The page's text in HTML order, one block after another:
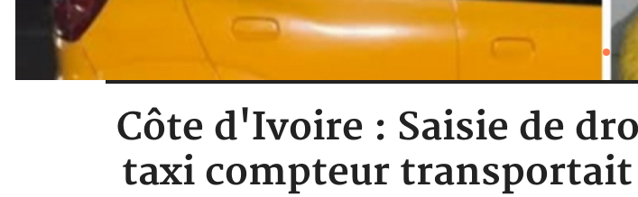
Côte d'Ivoire : Saisie de
taxi compteur transportait